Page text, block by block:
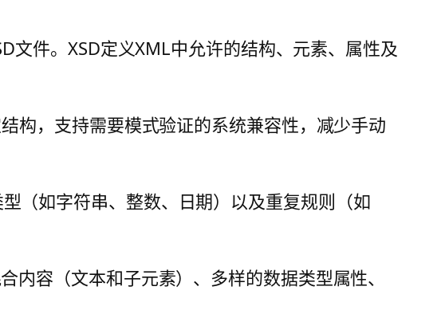
件。XSD定义XML中允许的结构、元素、属性及
构，支持需要模式验证的系统兼容性，减少手动
（如字符串、整数、日期）以及重复规则（如
容（文本和子元素）、多样的数据类型属性、